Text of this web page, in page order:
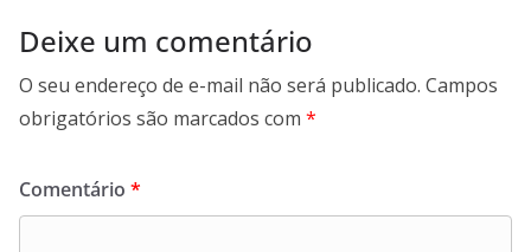
Deixe um comentário
O seu endereço de e-mail não será publicado. Campos
obrigatórios são marcados com *
Comentário *